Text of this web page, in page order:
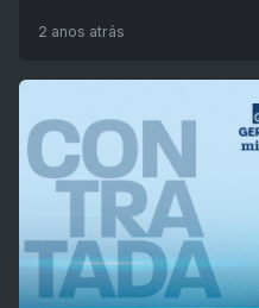
2 anos atrás